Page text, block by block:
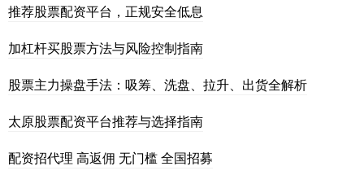
推荐股票配资平台，正规安全低息
加杠杆买股票方法与风险控制指南
股票主力操盘手法：吸筹、洗盘、拉升、出货全解析
太原股票配资平台推荐与选择指南
配资招代理 高返佣 无门槛 全国招募